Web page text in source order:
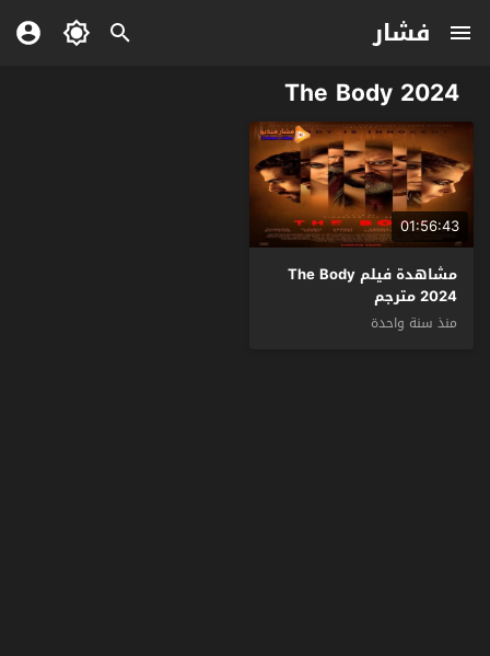
فشار
The Body 2024
01:56:43
مشاهدة فيلم The Body
2024 مترجم
منذ سنة واحدة